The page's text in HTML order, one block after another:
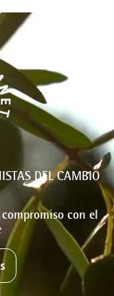
DEL CAMBIO
compromiso con el